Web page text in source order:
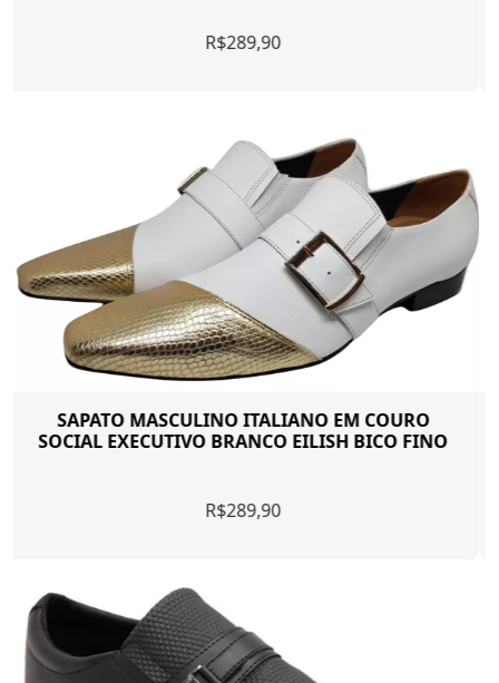
R$ 219,90
SAPATO DE COURO EXECUTIVO MASCULINO
PRETO MACIO METROPOLE NEW
R$250,05